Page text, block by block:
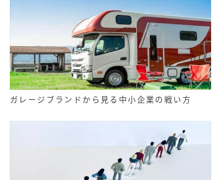
ガレージブランドから見る中小企業の戦い方